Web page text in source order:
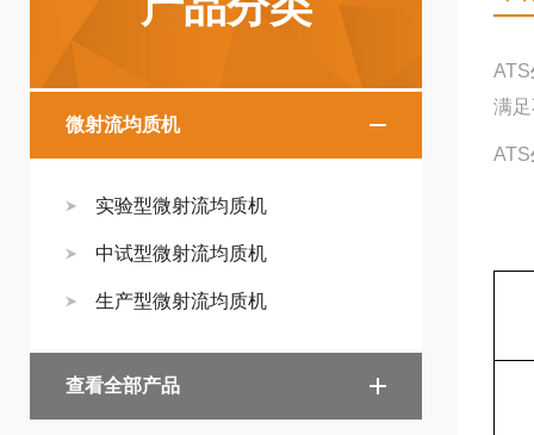
微射流均质机
实验型微射流均质机
中试型微射流均质机
生产型微射流均质机
查看全部产品
ATS
满
ATS